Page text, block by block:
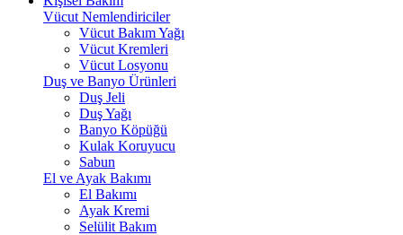
Vücut Nemlendiriciler
Vücut Bakım Yağı
Vücut Kremleri
Vücut Losyonu
Duş ve Banyo Ürünleri
Duş Jeli
Duş Yağı
Banyo Köpüğü
Kulak Koruyucu
Sabun
El ve Ayak Bakımı
El Bakımı
Ayak Kremi
Selülit Bakım